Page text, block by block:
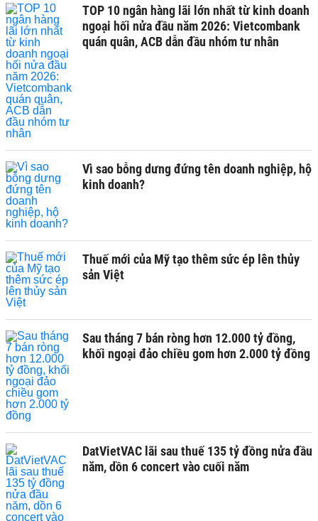
TOP 10 ngân hàng lãi lớn nhất từ kinh doanh
ngoại hối nửa đầu năm 2026: Vietcombank
quán quân, ACB dẫn đầu nhóm tư nhân
Vì sao bỗng dưng đứng tên doanh nghiệp, hộ
kinh doanh?
Thuế mới của Mỹ tạo thêm sức ép lên thủy
sản Việt
Sau tháng 7 bán ròng hơn 12.000 tỷ đồng,
khối ngoại đảo chiều gom hơn 2.000 tỷ đồng
DatVietVAC lãi sau thuế 135 tỷ đồng nửa đầu
năm, dồn 6 concert vào cuối năm